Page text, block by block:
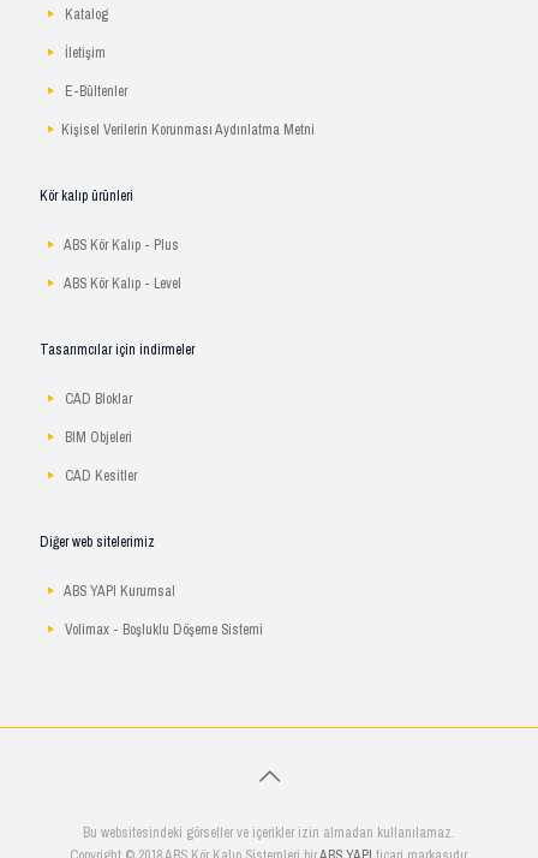
Katalog
İletişim
E-Bültenler
Kişisel Verilerin Korunması Aydınlatma Metni
Kör kalıp ürünleri
ABS Kör Kalıp - Plus
ABS Kör Kalıp - Level
Tasarımcılar için indirmeler
CAD Bloklar
BIM Objeleri
CAD Kesitler
Diğer web sitelerimiz
ABS YAPI Kurumsal
Volimax - Boşluklu Döşeme Sistemi
Bu websitesindeki görseller ve içerikler izin almadan kullanılamaz.